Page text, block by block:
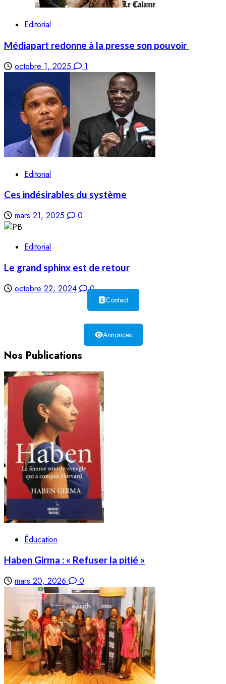
Editorial
Médiapart redonne à la presse son pouvoir
octobre 1, 2025 1
Editorial
Ces indésirables du système
mars 21, 2025 0
Editorial
Le grand sphinx est de retour
octobre 22, 2024 0
Contact
Annonces
Nos Publications
Éducation
Haben Girma : « Refuser la pitié »
mars 20, 2026 0